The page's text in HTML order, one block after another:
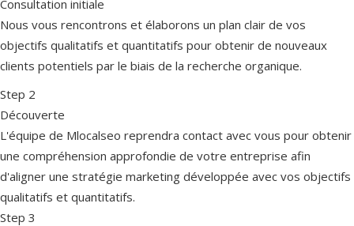
Consultation initiale
Nous vous rencontrons et élaborons un plan clair de vos
objectifs qualitatifs et quantitatifs pour obtenir de nouveaux
clients potentiels par le biais de la recherche organique.
Step 2
Découverte
L'équipe de Mlocalseo reprendra contact avec vous pour obtenir
une compréhension approfondie de votre entreprise afin
d'aligner une stratégie marketing développée avec vos objectifs
qualitatifs et quantitatifs.
Step 3